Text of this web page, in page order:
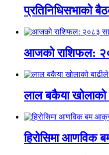
प्रतिनिधिसभाको
आजको राशिफल:
लाल बकैया खोलाको
हिरोसिमा आणविक